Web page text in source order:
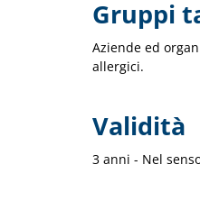
Gruppi
Aziende ed
allergici.
Validità
3 anni - Nel